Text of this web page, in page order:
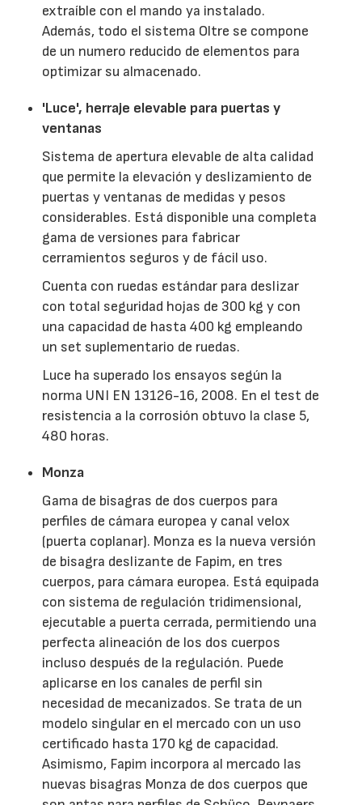
extraíble con el mando ya instalado.
Además, todo el sistema Oltre se compone
de un numero reducido de elementos para
optimizar su almacenado.
'Luce', herraje elevable para puertas y
ventanas
Sistema de apertura elevable de alta calidad
que permite la elevación y deslizamiento de
puertas y ventanas de medidas y pesos
considerables. Está disponible una completa
gama de versiones para fabricar
cerramientos seguros y de fácil uso.
Cuenta con ruedas estándar para deslizar
con total seguridad hojas de 300 kg y con
una capacidad de hasta 400 kg empleando
un set suplementario de ruedas.
Luce ha superado los ensayos según la
norma UNI EN 13126-16, 2008. En el test de
resistencia a la corrosión obtuvo la clase 5,
480 horas.
Monza
Gama de bisagras de dos cuerpos para
perfiles de cámara europea y canal velox
(puerta coplanar). Monza es la nueva versión
de bisagra deslizante de Fapim, en tres
cuerpos, para cámara europea. Está equipada
con sistema de regulación tridimensional,
ejecutable a puerta cerrada, permitiendo una
perfecta alineación de los dos cuerpos
incluso después de la regulación. Puede
aplicarse en los canales de perfil sin
necesidad de mecanizados. Se trata de un
modelo singular en el mercado con un uso
certificado hasta 170 kg de capacidad.
Asimismo, Fapim incorpora al mercado las
nuevas bisagras Monza de dos cuerpos que